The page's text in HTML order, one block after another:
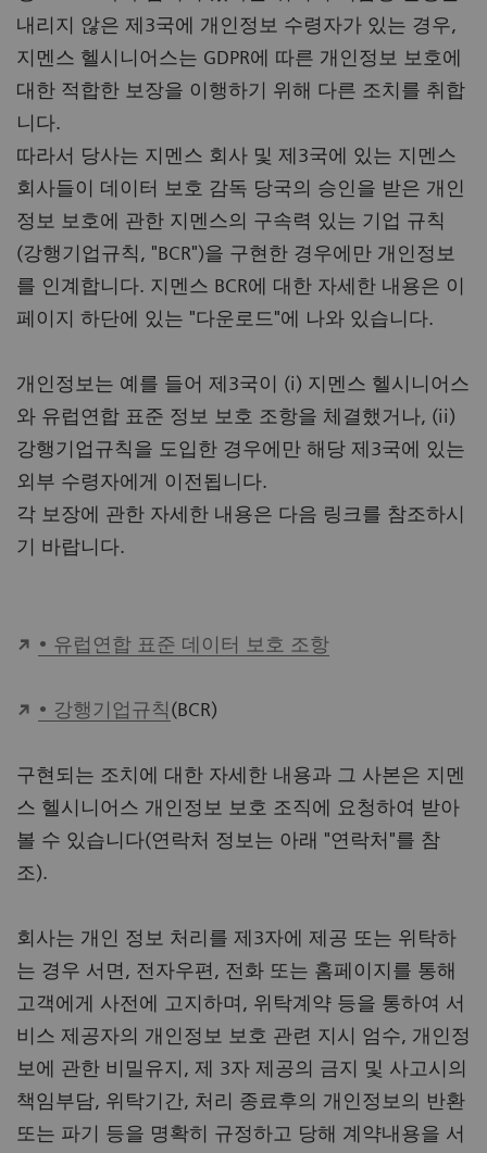
내리지 않은 제3국에 개인정보 수령자가 있는 경우,
지멘스 헬시니어스는 GDPR에 따른 개인정보 보호에
대한 적합한 보장을 이행하기 위해 다른 조치를 취합
니다.
따라서 당사는 지멘스 회사 및 제3국에 있는 지멘스
회사들이 데이터 보호 감독 당국의 승인을 받은 개인
정보 보호에 관한 지멘스의 구속력 있는 기업 규칙
(강행기업규칙, "BCR")을 구현한 경우에만 개인정보
를 인계합니다. 지멘스 BCR에 대한 자세한 내용은 이
페이지 하단에 있는 "다운로드"에 나와 있습니다.
개인정보는 예를 들어 제3국이 (i) 지멘스 헬시니어스
와 유럽연합 표준 정보 보호 조항을 체결했거나, (ii)
강행기업규칙을 도입한 경우에만 해당 제3국에 있는
외부 수령자에게 이전됩니다.
각 보장에 관한 자세한 내용은 다음 링크를 참조하시
기 바랍니다.
• 유럽연합 표준 데이터 보호 조항
• 강행기업규칙(BCR)
구현되는 조치에 대한 자세한 내용과 그 사본은 지멘
스 헬시니어스 개인정보 보호 조직에 요청하여 받아
볼 수 있습니다(연락처 정보는 아래 "연락처"를 참
조).
회사는 개인 정보 처리를 제3자에 제공 또는 위탁하
는 경우 서면, 전자우편, 전화 또는 홈페이지를 통해
고객에게 사전에 고지하며, 위탁계약 등을 통하여 서
비스 제공자의 개인정보 보호 관련 지시 엄수, 개인정
보에 관한 비밀유지, 제 3자 제공의 금지 및 사고시의
책임부담, 위탁기간, 처리 종료후의 개인정보의 반환
또는 파기 등을 명확히 규정하고 당해 계약내용을 서